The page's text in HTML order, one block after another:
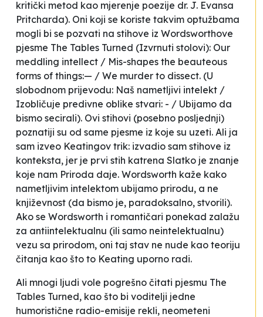
kritički metod kao mjerenje poezije dr. J. Evansa
Pritcharda). Oni koji se koriste takvim optužbama
mogli bi se pozvati na stihove iz Wordsworthove
pjesme The Tables Turned (Izvrnuti stolovi): Our
meddling intellect / Mis-shapes the beauteous
forms of things:— / We murder to dissect. (U
slobodnom prijevodu: Naš nametljivi intelekt /
Izobličuje predivne oblike stvari: - / Ubijamo da
bismo secirali). Ovi stihovi (posebno posljednji)
poznatiji su od same pjesme iz koje su uzeti. Ali ja
sam izveo Keatingov trik: izvadio sam stihove iz
konteksta, jer je prvi stih katrena Slatko je znanje
koje nam Priroda daje. Wordsworth kaže kako
nametljivim intelektom ubijamo prirodu, a ne
književnost (da bismo je, paradoksalno, stvorili).
Ako se Wordsworth i romantičari ponekad zalažu
za antiintelektualnu (ili samo neintelektualnu)
vezu sa prirodom, oni taj stav ne nude kao teoriju
čitanja kao što to Keating uporno radi.
Ali mnogi ljudi vole pogrešno čitati pjesmu The
Tables Turned, kao što bi voditelji jedne
humoristične radio-emisije rekli, neometeni